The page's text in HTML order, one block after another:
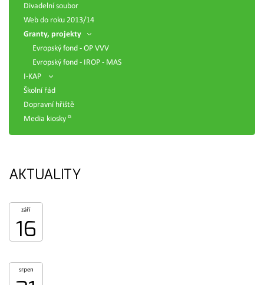
Divadelní soubor
Web do roku 2013/14
Granty, projekty
Evropský fond - OP VVV
Evropský fond - IROP - MAS
I-KAP
Školní řád
Dopravní hřiště
Media kiosky
AKTUALITY
září
16
srpen